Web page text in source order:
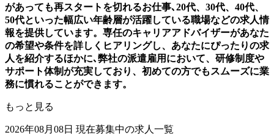
があっても再スタートを切れるお仕事､20代、30代、40代、
50代といった幅広い年齢層が活躍している職場などの求人情
報を提供しています。専任のキャリアアドバイザーがあなた
の希望や条件を詳しくヒアリングし、あなたにぴったりの求
人を紹介するほかに､弊社の派遣雇用において、研修制度や
サポート体制が充実しており、初めての方でもスムーズに業
務に慣れることができます。
もっと見る
2026年08月08日 現在募集中の求人一覧